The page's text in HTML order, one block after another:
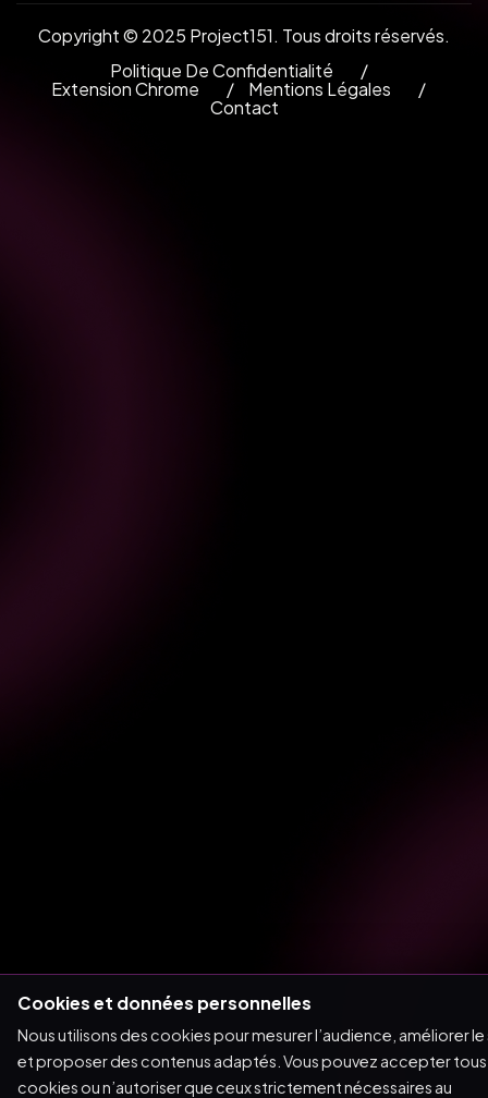
Copyright © 2025 Project151. Tous droits réservés.
Politique De Confidentialité
Extension Chrome
Mentions Légales
Contact
Cookies et données personnelles
Nous utilisons des cookies pour mesurer l’audience, améliorer
et proposer des contenus adaptés. Vous pouvez accepter tous
cookies ou n’autoriser que ceux strictement nécessaires au